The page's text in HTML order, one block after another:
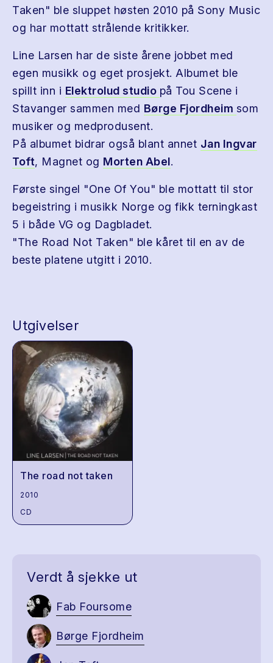
Taken" ble sluppet høsten 2010 på Sony Music
og har mottatt strålende kritikker.
Line Larsen har de siste årene jobbet med
egen musikk og eget prosjekt. Albumet ble
spillt inn i Elektrolud studio på Tou Scene i
Stavanger sammen med Børge Fjordheim som
musiker og medprodusent.
På albumet bidrar også blant annet Jan Ingvar
Toft, Magnet og Morten Abel.
Første singel "One Of You" ble mottatt til stor
begeistring i musikk Norge og fikk terningkast
5 i både VG og Dagbladet.
"The Road Not Taken" ble kåret til en av de
beste platene utgitt i 2010.
Utgivelser
The road not taken
2010
CD
Verdt å sjekke ut
Fab Foursome
Børge Fjordheim